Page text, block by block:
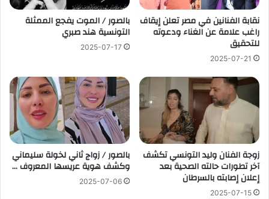
نقابة الفنانين في مصر تعلن إيقاف
راغب علامة عن الغناء ودعوته
للتحقيق
2025-07-21
بالصور / الموت يفجع الممثلة
التونسية هند صبري
2025-07-17
زوجة الفنان وليد التونسي تكشف
آخر تطورات حالته الصحية بعد
إعلان إصابته بالسرطان
2025-07-15
بالصور / زواج ثاني لخولة سليماني
وكشف هوية عريسها المعروف …
2025-07-06